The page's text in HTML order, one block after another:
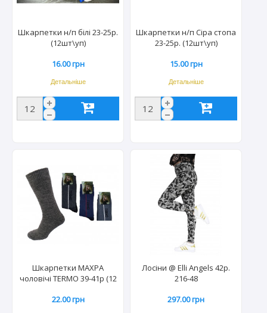
Шкарпетки н/п білі 23-25р.
(12шт\уп)
16.00 грн
Детальніше
Шкарпетки н/п Сіра стопа
23-25р. (12шт\уп)
15.00 грн
Детальніше
Шкарпетки МАХРА
чоловічі TERMО 39-41р (12
22.00 грн
Лосіни @ Elli Angels 42р.
216-48
297.00 грн